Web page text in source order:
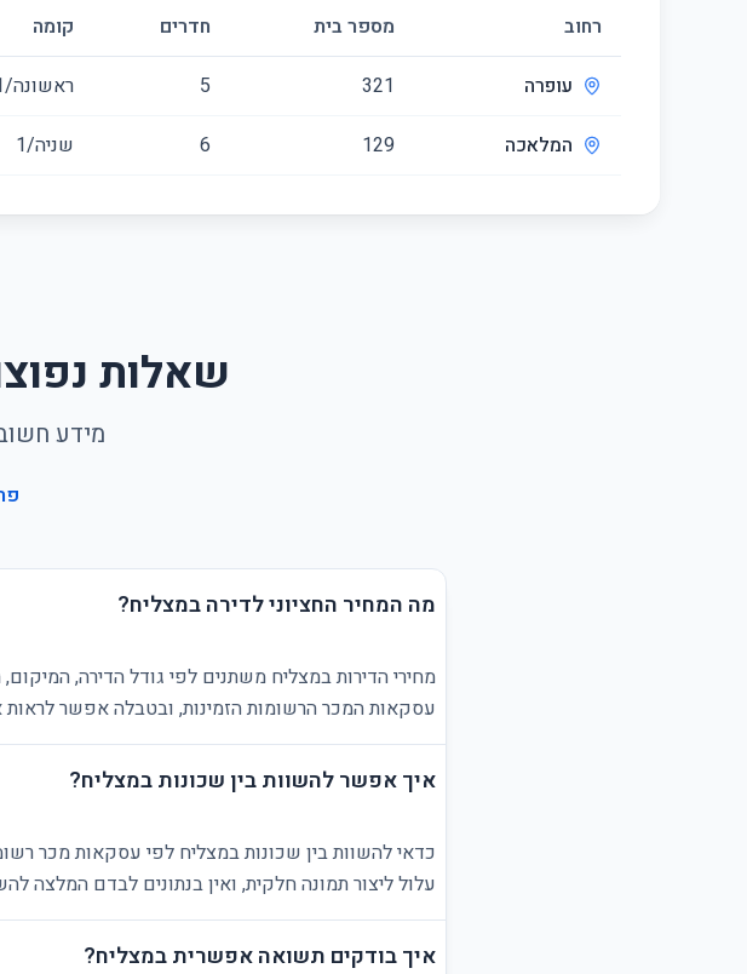
רחוב מספר בית חדרים קומה
עופרה 321
5 ראשונה/1
המלאכה 129
6 שניה/1
שאלות
מידע
מה המחיר החציוני לדירה במצליח?
מחירי הדירות במצליח משתנים לפי גודל הדירה,
עסקאות המכר הרשומות הזמינות, ובטבלה אפשר לראות
איך אפשר להשוות בין שכונות במצליח?
כדאי להשוות בין שכונות במצליח לפי עסקאות מכר
עלול ליצור תמונה חלקית, ואין בנתונים לבדם המלצה
איך בודקים תשואה אפשרית במצליח?